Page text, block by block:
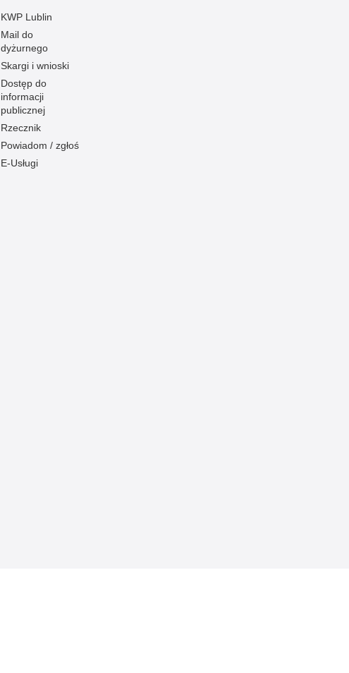
KWP Lublin
Mail do
dyżurnego
Skargi i wnioski
Dostęp do
informacji
publicznej
Rzecznik
Powiadom / zgłoś
E-Usługi